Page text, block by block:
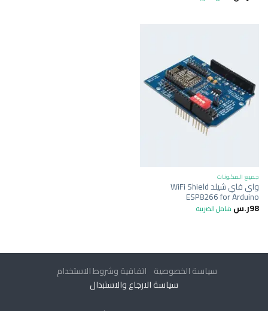
جميع المكونات
واي فاي شيلد WiFi Shield
ESP8266 for Arduino
98ر.س شامل الضريبة
سياسة الخصوصية اتفاقية وشروط الاستخدام
سياسة الارجاع والاستبدال